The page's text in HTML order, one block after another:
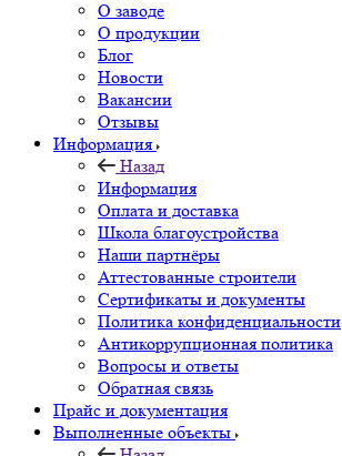
О заводе
О продукции
Блог
Новости
Вакансии
Отзывы
Информация
Назад
Информация
Оплата и доставка
Школа благоустройства
Наши партнёры
Аттестованные строители
Сертификаты и документы
Политика конфиденциальности
Антикоррупционная политика
Вопросы и ответы
Обратная связь
Прайс и документация
Выполненные объекты